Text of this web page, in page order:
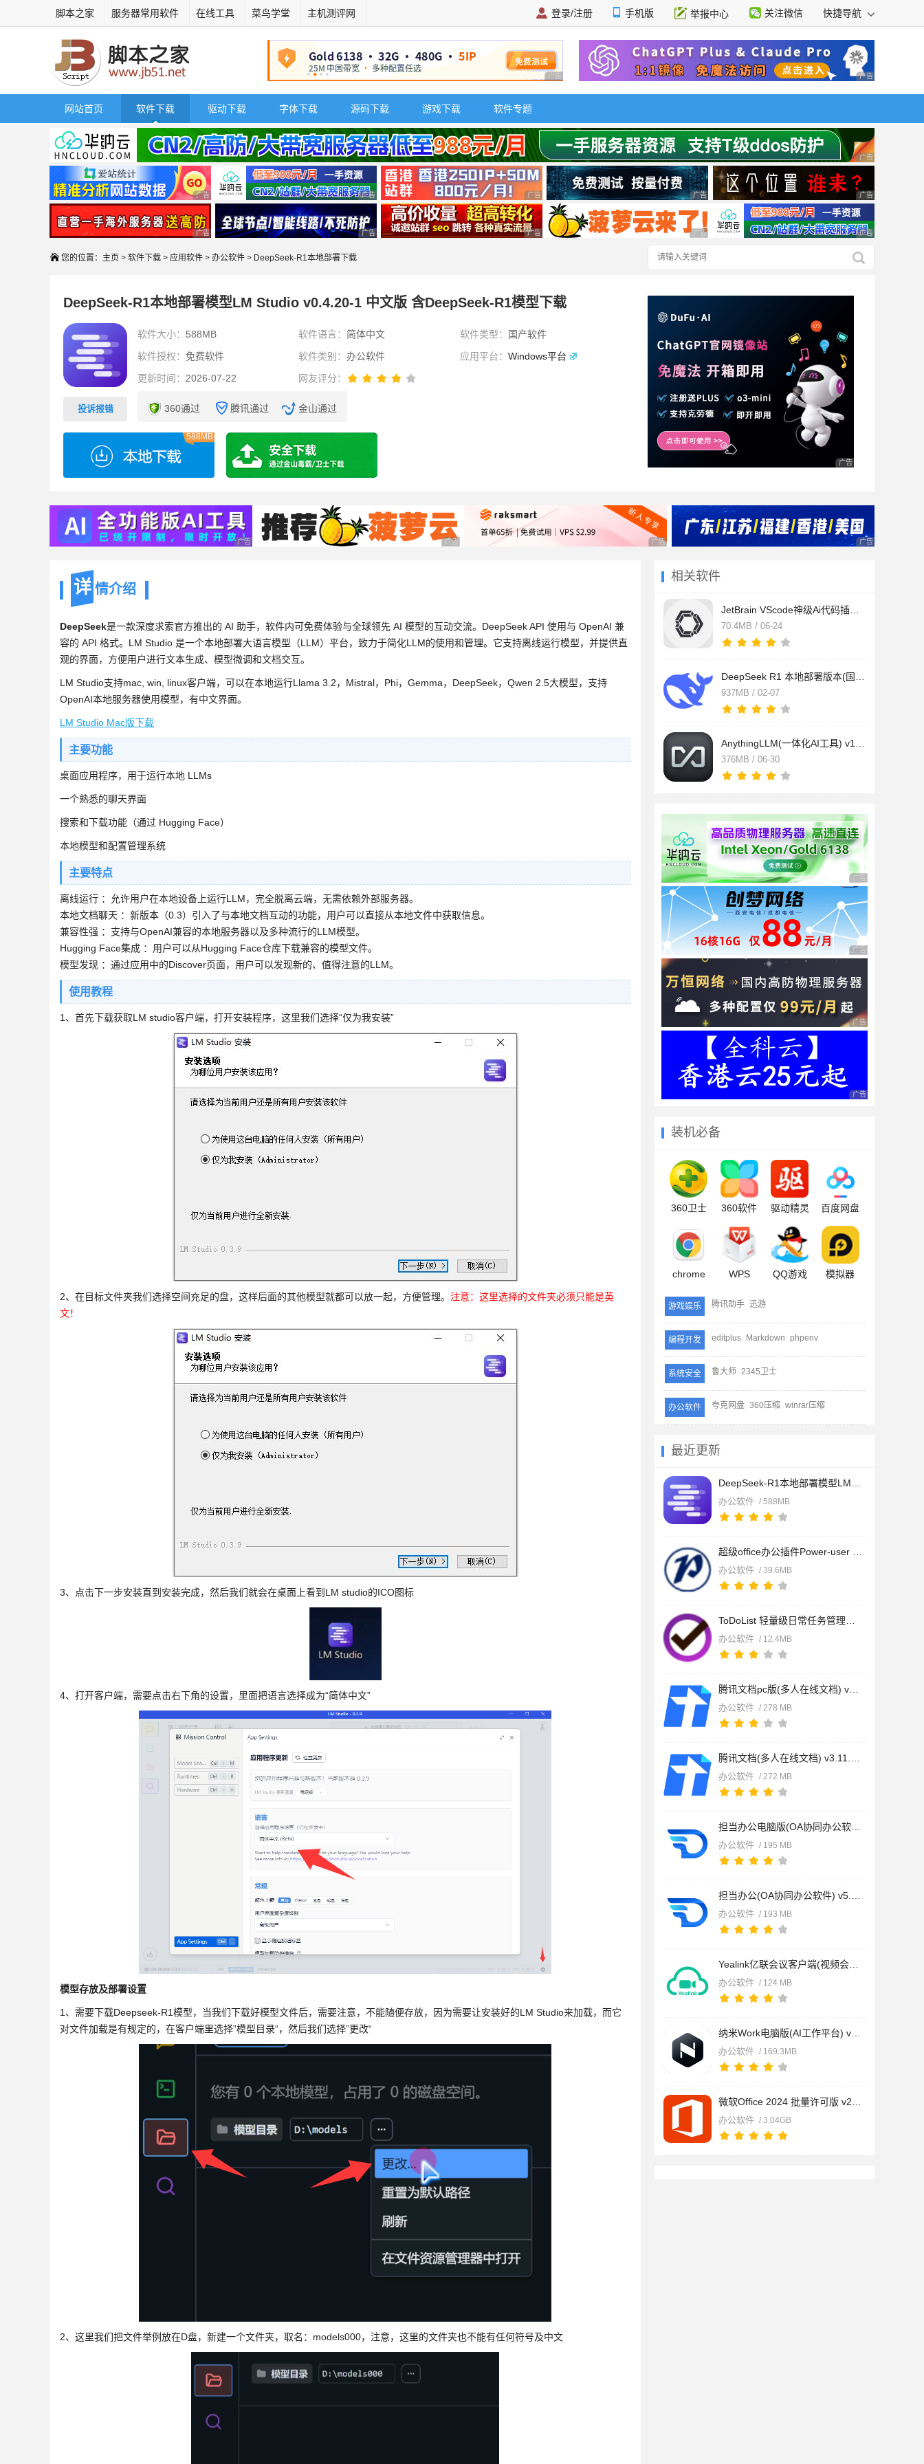
脚本之家 服务器常用软件 在线工具 菜鸟学堂 主机测评网 登录/注册 手机版 举报中心 关注微信 快捷导航
广告 商业广告，理性选择 广告 商业广告，理
网站首页 软件下载 驱动下载 字体下载 源码下载 游戏下载 软件专题
广告 商业广告，理
广告 商业广告，理性选择 广告 商业广告，理性选择 广告 商业广告，理性选择 广告 商业广告，理性选择 广告 商业广告，理
广告 商业广告，理性选择 广告 商业广告，理性选择 广告 商业广告，理性选择 广告 商业广告，理性选择 广告 商业广告，理
您的位置： 主页 > 软件下载 > 应用软件 > 办公软件 > DeepSeek-R1本地部署下载
DeepSeek-R1本地部署模型LM Studio v0.4.20-1 中文版 含DeepSeek-R1模型下载
投诉报错
软件大小： 588MB 软件语言： 简体中文 软件类型：
国产软件
软件授权： 免费软件 软件类别：办公软件 应用平台： Windows平台
更新时间： 2026-07-22 网友评分：
360通过 腾讯通过 金山通过
588MB
广告 商业广告，理性选择
广告 商业广告，理性选择 广告 商业广告，理性选择 广告 商业广告，理性选择 广告 商业广告，理
相关软件
70.4MB / 06-24
937MB / 02-07
376MB / 06-30
广告 商业广告，理性
广告 商业广告，理性
广告 商业广告，理性
广告 商业广告，理性
装机必备
360卫士 360软件 驱动精灵 百度网盘
chrome WPS QQ游戏 模拟器
游戏娱乐 腾讯助手 迅游
编程开发 editplus Markdown phpenv
系统安全 鲁大师 2345卫士
办公软件 夸克网盘 360压缩 winrar压缩
最近更新
办公软件 / 588MB
办公软件 / 39.6MB
办公软件 / 12.4MB
办公软件 / 278 MB
办公软件 / 272 MB
办公软件 / 195 MB
办公软件 / 193 MB
办公软件 / 124 MB
办公软件 / 169.3MB
办公软件 / 3.04GB
详 情介绍
DeepSeek是一款深度求索官方推出的 AI 助手，软件内可免费体验与全球领先 AI 模型的互动交流。DeepSeek API 使用与 OpenAI 兼
容的 API 格式。LM Studio 是一个本地部署大语言模型（LLM）平台，致力于简化LLM的使用和管理。它支持离线运行模型，并提供直
观的界面，方便用户进行文本生成、模型微调和文档交互。
LM Studio支持mac, win, linux客户端，可以在本地运行Llama 3.2，Mistral，Phi，Gemma，DeepSeek，Qwen 2.5大模型，支持
OpenAI本地服务器使用模型，有中文界面。
LM Studio Mac版下载
主要功能
桌面应用程序，用于运行本地 LLMs
一个熟悉的聊天界面
搜索和下载功能（通过 Hugging Face）
本地模型和配置管理系统
主要特点
离线运行 ：允许用户在本地设备上运行LLM，完全脱离云端，无需依赖外部服务器。
本地文档聊天 ：新版本（0.3）引入了与本地文档互动的功能，用户可以直接从本地文件中获取信息。
兼容性强 ：支持与OpenAI兼容的本地服务器以及多种流行的LLM模型。
Hugging Face集成 ：用户可以从Hugging Face仓库下载兼容的模型文件。
模型发现 ：通过应用中的Discover页面，用户可以发现新的、值得注意的LLM。
使用教程
1、首先下载获取LM studio客户端，打开安装程序，这里我们选择“仅为我安装”
2、在目标文件夹我们选择空间充足的盘，这样后面的其他模型就都可以放一起，方便管理。 注意：这里选择的文件夹必须只能是英
文！
3、点击下一步安装直到安装完成，然后我们就会在桌面上看到LM studio的ICO图标
4、打开客户端，需要点击右下角的设置，里面把语言选择成为“简体中文”
模型存放及部署设置
1、需要下载Deepseek-R1模型，当我们下载好模型文件后，需要注意，不能随便存放，因为需要让安装好的LM Studio来加载，而它
对文件加载是有规定的，在客户端里选择”模型目录“，然后我们选择”更改“
2、这里我们把文件举例放在D盘，新建一个文件夹，取名：models000，注意，这里的文件夹也不能有任何符号及中文